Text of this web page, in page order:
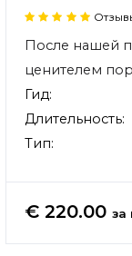
После нашей
ценителем
Гид:
Длительность:
Тип:
€ 220.00 за